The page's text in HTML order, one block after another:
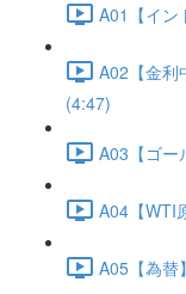
A01【イン
A02【金利
(4:47)
A03【ゴー
A04【WTI
A05【為替